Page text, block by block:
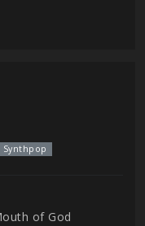
Synthpop
of God